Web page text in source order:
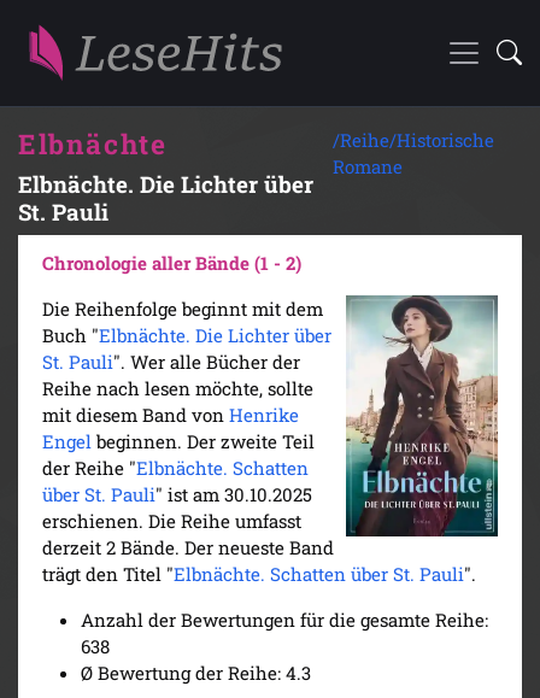
Elbnächte
Elbnächte. Die Lichter über
St. Pauli
/Reihe/Historische
Romane
Chronologie aller Bände (1 - 2)
Die Reihenfolge beginnt mit dem
Buch "Elbnächte. Die Lichter über
St. Pauli". Wer alle Bücher der
Reihe nach lesen möchte, sollte
mit diesem Band von Henrike
Engel beginnen. Der zweite Teil
der Reihe "Elbnächte. Schatten
über St. Pauli" ist am 30.10.2025
erschienen. Die Reihe umfasst
derzeit 2 Bände. Der neueste Band
trägt den Titel "Elbnächte. Schatten über St. Pauli".
Anzahl der Bewertungen für die gesamte Reihe:
638
Ø Bewertung der Reihe: 4.3